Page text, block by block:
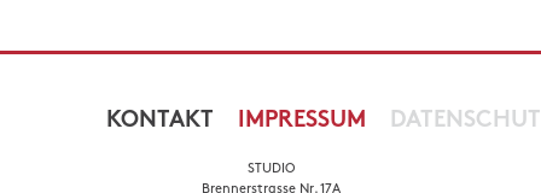
KONTAKT IMPRESSUM
STUDIO
Brennerstrasse Nr. 17A